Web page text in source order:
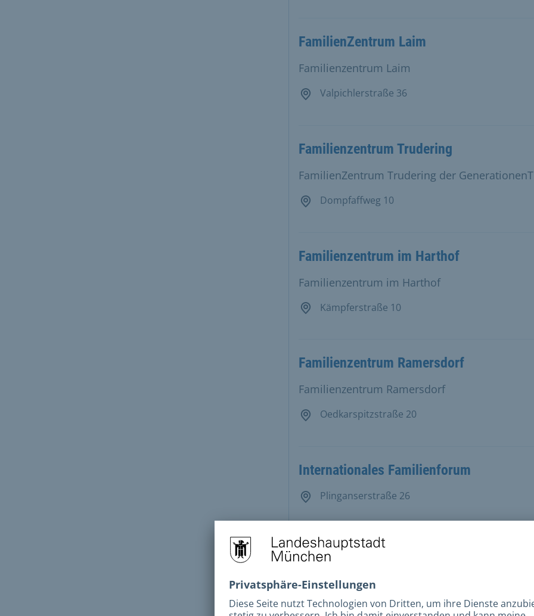
FamilienZentrum Laim
Familienzentrum Laim
Valpichlerstraße 36
Familienzentrum Trudering
FamilienZentrum Trudering der
Dompfaffweg 10
Familienzentrum im Harthof
Familienzentrum im Harthof
Kämpferstraße 10
Familienzentrum Ramersdorf
Familienzentrum Ramersdorf
Oedkarspitzstraße 20
Internationales Familienforum
Plinganserstraße 26
Treff für Familien und Nachbarn Elly
Familienzentrum
Thalkirchner Straße 190